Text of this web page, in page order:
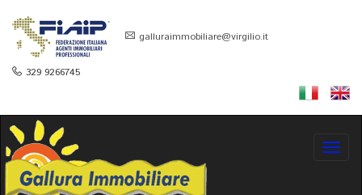
galluraimmobiliare@virgilio.it
329 9266745